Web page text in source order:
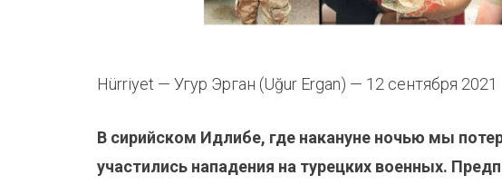
Hürriyet — Угур Эрган (Uğur Ergan) — 12 сентября 2021
В сирийском Идлибе, где накануне ночью мы
участились нападения на турецких военных.